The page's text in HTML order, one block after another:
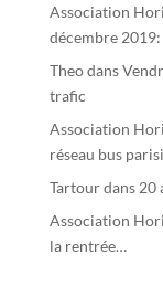
Association
décembre
Theodans
trafic
Association
réseau bus
Tartourdans 20
Association
la rentrée…